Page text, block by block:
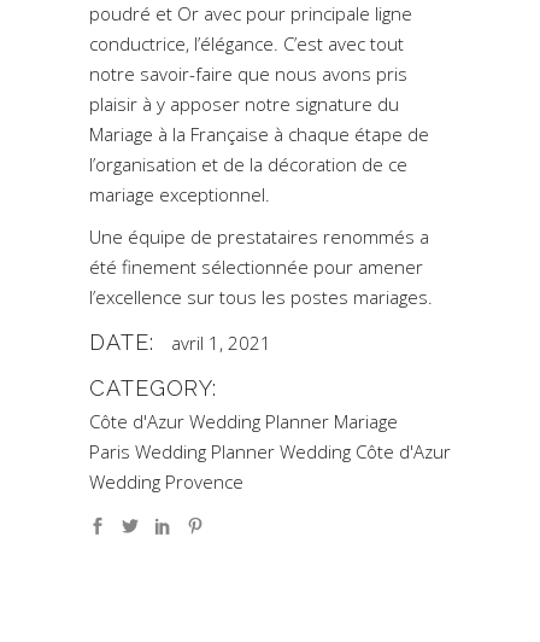
poudré et Or avec pour principale ligne
conductrice, l’élégance. C’est avec tout
notre savoir-faire que nous avons pris
plaisir à y apposer notre signature du
Mariage à la Française à chaque étape de
l’organisation et de la décoration de ce
mariage exceptionnel.
Une équipe de prestataires renommés a
été finement sélectionnée pour amener
l’excellence sur tous les postes mariages.
DATE: avril 1, 2021
CATEGORY:
Côte d'Azur Wedding Planner Mariage
Paris Wedding Planner Wedding Côte d'Azur
Wedding Provence